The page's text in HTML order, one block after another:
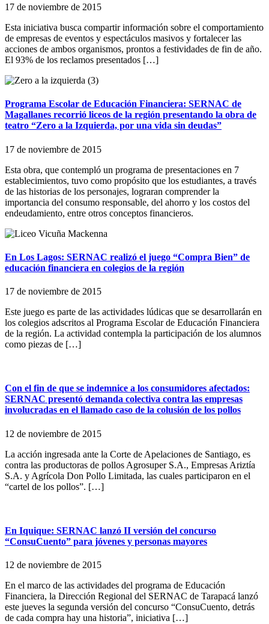
17 de noviembre de 2015
Esta iniciativa busca compartir información sobre el comportamiento
de empresas de eventos y espectáculos masivos y fortalecer las
acciones de ambos organismos, prontos a festividades de fin de año.
El 93% de los reclamos presentados […]
Programa Escolar de Educación Financiera: SERNAC de
Magallanes recorrió liceos de la región presentando la obra de
teatro “Zero a la Izquierda, por una vida sin deudas”
17 de noviembre de 2015
Esta obra, que contempló un programa de presentaciones en 7
establecimientos, tuvo como propósito que los estudiantes, a través
de las historias de los personajes, lograran comprender la
importancia del consumo responsable, del ahorro y los costos del
endeudamiento, entre otros conceptos financieros.
En Los Lagos: SERNAC realizó el juego “Compra Bien” de
educación financiera en colegios de la región
17 de noviembre de 2015
Este juego es parte de las actividades lúdicas que se desarrollarán en
los colegios adscritos al Programa Escolar de Educación Financiera
de la región. La actividad contempla la participación de los alumnos
como piezas de […]
Con el fin de que se indemnice a los consumidores afectados:
SERNAC presentó demanda colectiva contra las empresas
involucradas en el llamado caso de la colusión de los pollos
12 de noviembre de 2015
La acción ingresada ante la Corte de Apelaciones de Santiago, es
contra las productoras de pollos Agrosuper S.A., Empresas Ariztía
S.A. y Agrícola Don Pollo Limitada, las cuales participaron en el
“cartel de los pollos”. […]
En Iquique: SERNAC lanzó II versión del concurso
“ConsuCuento” para jóvenes y personas mayores
12 de noviembre de 2015
En el marco de las actividades del programa de Educación
Financiera, la Dirección Regional del SERNAC de Tarapacá lanzó
este jueves la segunda versión del concurso “ConsuCuento, detrás
de cada compra hay una historia”, iniciativa […]